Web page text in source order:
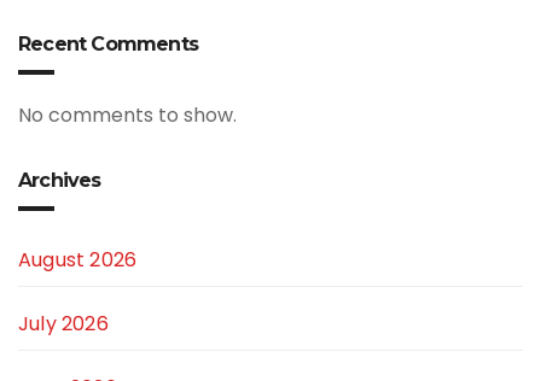
Recent Comments
No comments to show.
Archives
August 2026
July 2026